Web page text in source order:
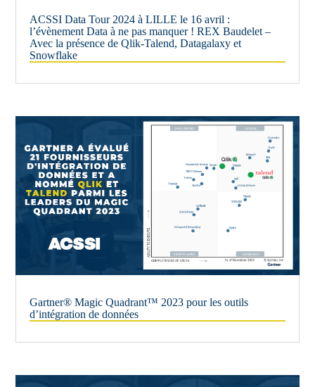
ACSSI Data Tour 2024 à LILLE le 16 avril :
l’évènement Data à ne pas manquer ! REX Baudelet –
Avec la présence de Qlik-Talend, Datagalaxy et
Snowflake
Gartner® Magic Quadrant™ 2023 pour les outils
d’intégration de données